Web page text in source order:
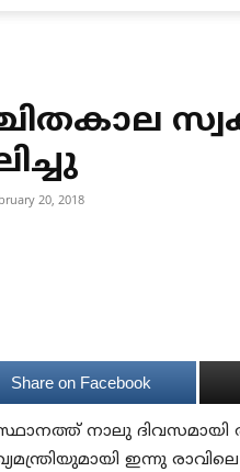
20, 2018
Share on Facebook
നാലു
ഇന്നു